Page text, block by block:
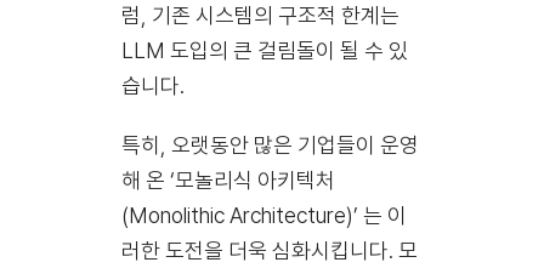
럼, 기존 시스템의 구조적 한계는
LLM 도입의 큰 걸림돌이 될 수 있
습니다.
특히, 오랫동안 많은 기업들이 운영
해 온 ‘모놀리식 아키텍처
(Monolithic Architecture)’ 는 이
러한 도전을 더욱 심화시킵니다. 모